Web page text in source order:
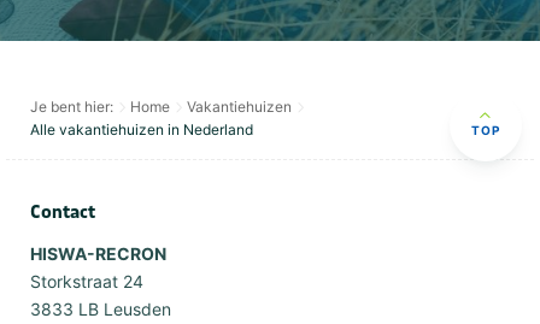
Je bent hier: Home
Vakantiehuizen
Alle vakantiehuizen in Nederland
TOP
Contact
HISWA-RECRON
Storkstraat 24
3833 LB Leusden